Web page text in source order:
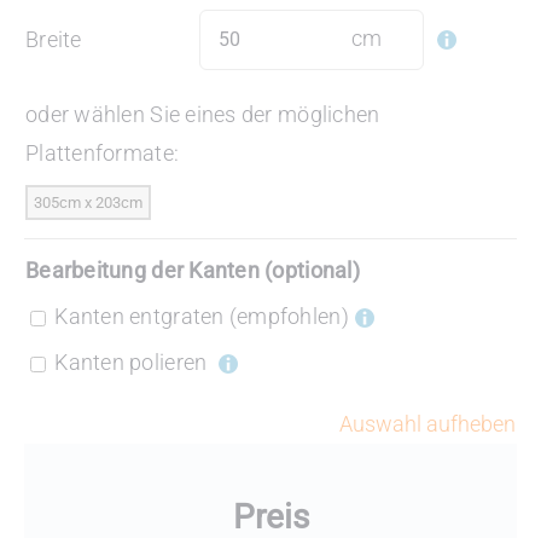
Breite cm
oder wählen Sie eines der möglichen
Plattenformate:
Bearbeitung der Kanten (optional)
Kanten entgraten (empfohlen)
Kanten polieren
Auswahl aufheben
Preis